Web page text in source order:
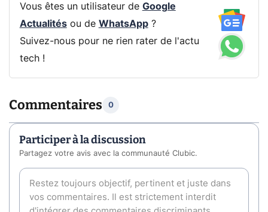
Vous êtes un utilisateur de Google
Actualitésou de WhatsApp?
Suivez-nous pour ne rien rater de l'actu
tech !
Commentaires 0
Participer à la discussion
Partagez votre avis avec la communauté Clubic.